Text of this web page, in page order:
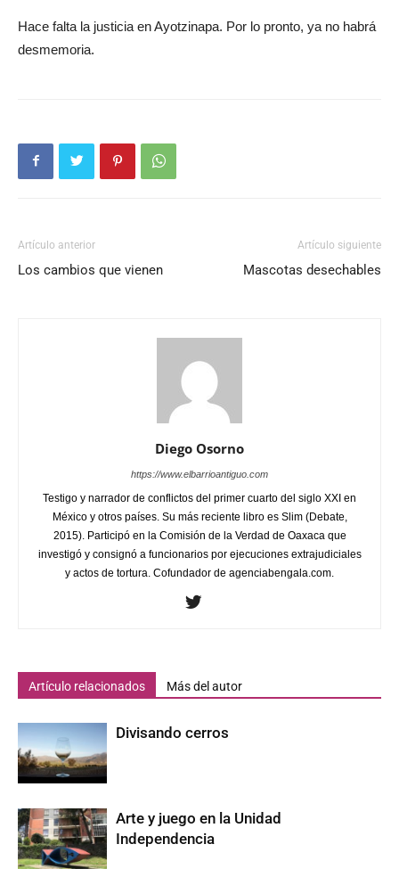
Hace falta la justicia en Ayotzinapa. Por lo pronto, ya no habrá
desmemoria.
Artículo anterior
Los cambios que vienen
Artículo siguiente
Mascotas desechables
Diego Osorno
https://www.elbarrioantiguo.com
Testigo y narrador de conflictos del primer cuarto del siglo XXI en
México y otros países. Su más reciente libro es Slim (Debate,
2015). Participó en la Comisión de la Verdad de Oaxaca que
investigó y consignó a funcionarios por ejecuciones extrajudiciales
y actos de tortura. Cofundador de agenciabengala.com.
Artículo relacionados Más del autor
Divisando cerros
Arte y juego en la Unidad
Independencia